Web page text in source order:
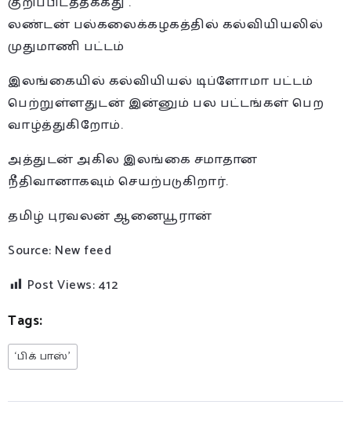
லண்டன் பல்கலைக்கழகத்தில் கல்வியியலில்
முதுமாணி பட்டம்
இலங்கையில் கல்வியியல் டிப்ளோமா பட்டம்
பெற்றுள்ளதுடன் இன்னும் பல பட்டங்கள் பெற
வாழ்த்துகிறோம்.
அத்துடன் அகில இலங்கை சமாதான
நீதிவானாகவும் செயற்படுகிறார்.
தமிழ் புரவலன் ஆனையூரான்
Source: New feed
Post Views:412
Tags:
‘பிக் பாஸ்’